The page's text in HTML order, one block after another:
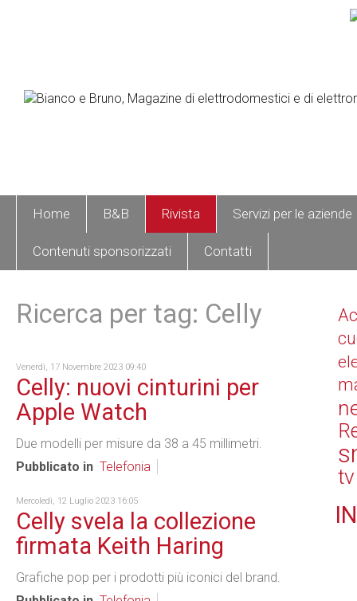
Home B&B Rivista Servizi per le aziende
Contenuti sponsorizzati Contatti
Ricerca per tag: Celly
Venerdì, 17 Novembre 2023 09:40
Celly: nuovi cinturini per
Apple Watch
Due modelli per misure da 38 a 45 millimetri.
Pubblicato in Telefonia
Mercoledì, 12 Luglio 2023 16:05
Celly svela la collezione
firmata Keith Haring
Grafiche pop per i prodotti più iconici del brand.
tv
IN